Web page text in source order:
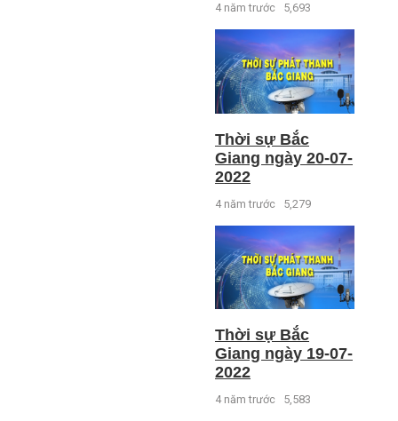
4 năm trước 5,693
Thời sự Bắc
Giang ngày 20-07-
2022
4 năm trước 5,279
Thời sự Bắc
Giang ngày 19-07-
2022
4 năm trước 5,583